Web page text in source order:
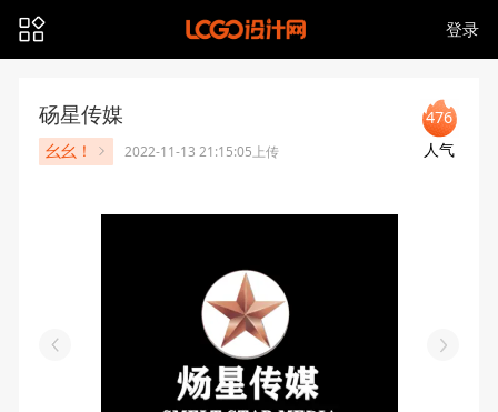
登录
砀星传媒
幺幺！ 2022-11-13 21:15:05上传
476
人气